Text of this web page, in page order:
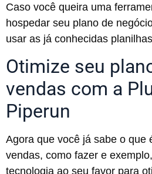
Caso você queira uma
hospedar seu plano de
usar as já conhecidas
Otimize seu
vendas com a
Piperun
Agora que você já sabe o que
vendas, como fazer e
tecnologia ao seu favor para